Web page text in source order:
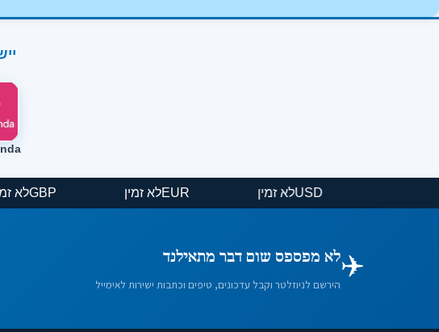
USD
EUR
✈️לא מפספס שום דבר מתאילנד
הירשם לניוזלטר וקבל עדכונים, טיפים וכתבות ישירות לאימייל